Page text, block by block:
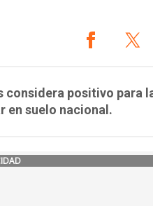
considera positivo para
en suelo nacional.